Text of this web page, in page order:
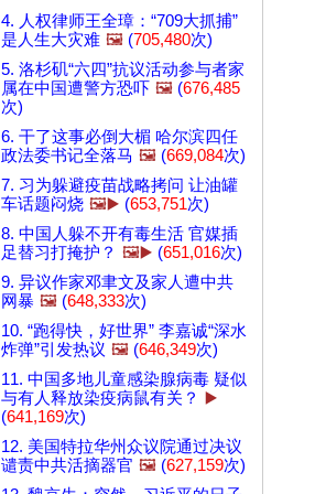
4. 人权律师王全璋：“709大抓捕”
是人生大灾难 🖼️ (705,480次)
5. 洛杉矶“六四”抗议活动参与者家
属在中国遭警方恐吓 🖼️ (676,485
次)
6. 干了这事必倒大楣 哈尔滨四任
政法委书记全落马 🖼️ (669,084次)
7. 习为躲避疫苗战略拷问 让油罐
车话题闷烧 🖼️▶️ (653,751次)
8. 中国人躲不开有毒生活 官媒插
足替习打掩护？ 🖼️▶️ (651,016次)
9. 异议作家邓聿文及家人遭中共
网暴 🖼️ (648,333次)
10. “跑得快，好世界” 李嘉诚“深水
炸弹”引发热议 🖼️ (646,349次)
11. 中国多地儿童感染腺病毒 疑似
与有人释放染疫病鼠有关？
▶️
(641,169次)
12. 美国特拉华州众议院通过决议
谴责中共活摘器官 🖼️ (627,159次)